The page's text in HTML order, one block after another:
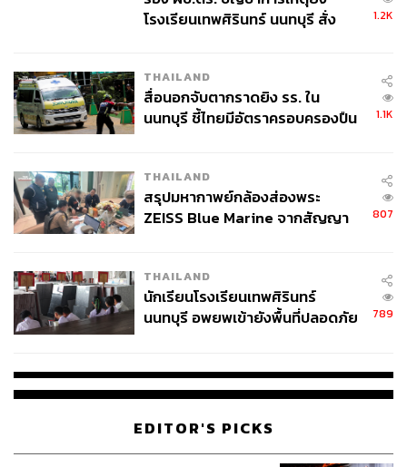
โรงเรียนเทพศิรินทร์ นนทบุรี สั่ง
1.2K
THAILAND
สื่อนอกจับตากราดยิง รร. ใน
นนทบุรี ชี้ไทยมีอัตราครอบครองปืน
1.1K
THAILAND
สรุปมหากาพย์กล้องส่องพระ
ZEISS Blue Marine จากสัญญา
จ่ายหนี้-แอบระบุแบรนด์
807
THAILAND
นักเรียนโรงเรียนเทพศิรินทร์
นนทบุรี อพยพเข้ายังพื้นที่ปลอดภัย
789
EDITOR'S PICKS